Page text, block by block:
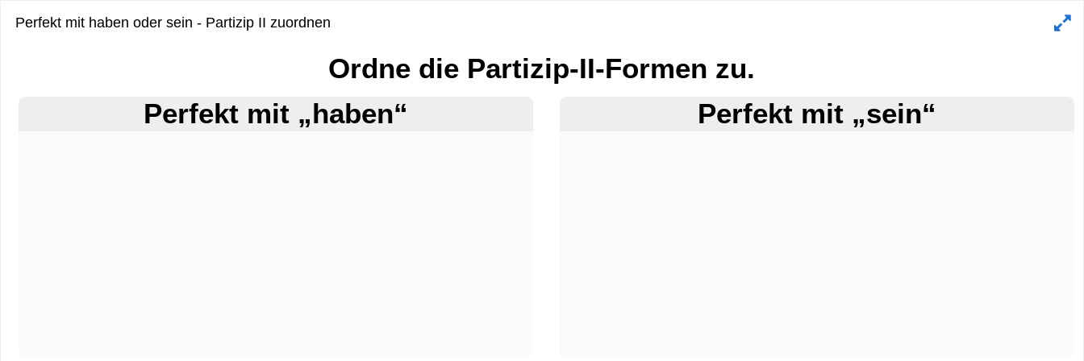
Perfekt mit haben oder sein - Partizip II zuordnen
Ordne die Partizip-II-Formen zu.
Perfekt mit „sein“
Perfekt mit „haben“